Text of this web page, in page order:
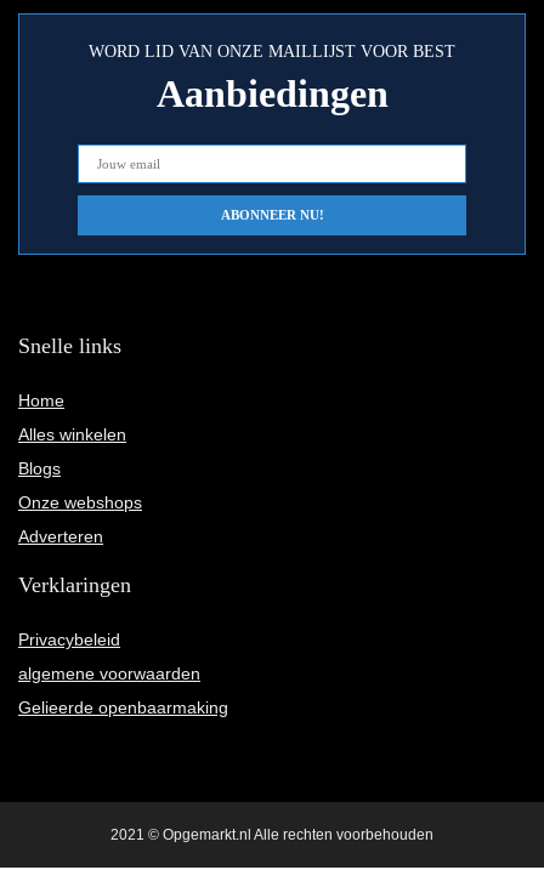
WORD LID VAN ONZE MAILLIJST VOOR BEST
Aanbiedingen
Snelle links
Home
Alles winkelen
Blogs
Onze webshops
Adverteren
Verklaringen
Privacybeleid
algemene voorwaarden
Gelieerde openbaarmaking
2021 © Opgemarkt.nl Alle rechten voorbehouden